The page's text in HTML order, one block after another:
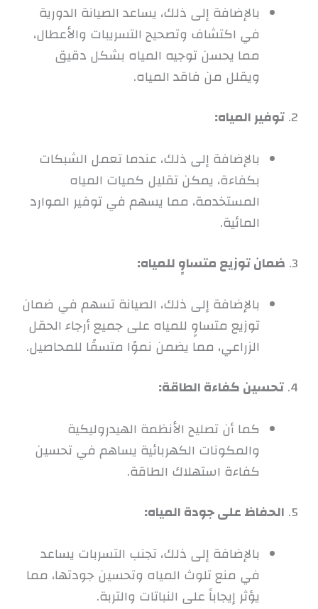
بالإضافة إلى ذلك، يساعد الصيانة الدورية
في اكتشاف وتصحيح التسريبات والأعطال،
مما يحسن توجيه المياه بشكل دقيق
ويقلل من فاقد المياه.
2. توفير المياه:
بالإضافة إلى ذلك، عندما تعمل الشبكات
بكفاءة، يمكن تقليل كميات المياه
المستخدمة، مما يسهم في توفير الموارد
المائية.
3. ضمان توزيع متساوٍ للمياه:
بالإضافة إلى ذلك، الصيانة تسهم في ضمان
توزيع متساوٍ للمياه على جميع أرجاء الحقل
الزراعي، مما يضمن نموًا متسقًا للمحاصيل.
4. تحسين كفاءة الطاقة:
كما أن تصليح الأنظمة الهيدروليكية
والمكونات الكهربائية يساهم في تحسين
كفاءة استهلاك الطاقة.
5. الحفاظ على جودة المياه:
بالإضافة إلى ذلك، تجنب التسربات يساعد
في منع تلوث المياه وتحسين جودتها، مما
يؤثر إيجاباً على النباتات والتربة.